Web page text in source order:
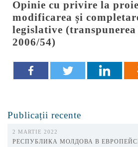
Opinie cu privire la
modificarea și
legislative
2006/54)
Publicații recente
2 MARTIE 2022
РЕСПУБЛИКА МОЛДОВА В